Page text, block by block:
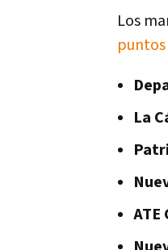
Los
puntos
La
ATE